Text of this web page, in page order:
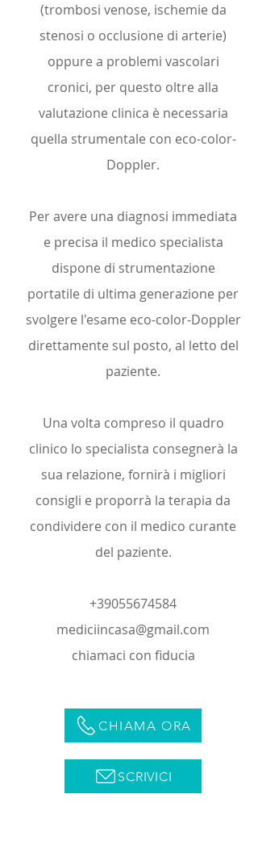
(trombosi venose, ischemie da
stenosi o occlusione di arterie)
oppure a problemi vascolari
cronici, per questo oltre alla
valutazione clinica è necessaria
quella strumentale con eco-color-
Doppler.
Per avere una diagnosi immediata
e precisa il medico specialista
dispone di strumentazione
portatile di ultima generazione per
svolgere l'esame eco-color-Doppler
direttamente sul posto, al letto del
paziente.
Una volta compreso il quadro
clinico lo specialista consegnerà la
sua relazione, fornirà i migliori
consigli e proporrà la terapia da
condividere con il medico curante
del paziente.
+39055674584
mediciincasa@gmail.com
chiamaci con fiducia
CHIAMA ORA
SCRIVICI